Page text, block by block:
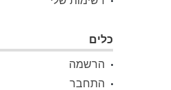
כלים
הרשמה
התחבר